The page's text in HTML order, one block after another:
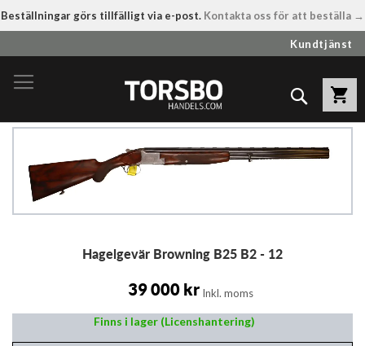
Beställningar görs tillfälligt via e-post. Kontakta oss för att beställa →
till
innehållet
Kundtjänst
Sök
slutet
bildgalleriet
Hagelgevär Browning B25 B2 - 12
39 000 kr Inkl. moms
Finns i lager (Licenshantering)